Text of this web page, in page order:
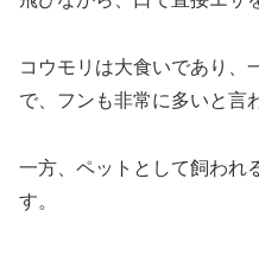
コウモリは大食いであり、
で、フンも非常に多いと言
一方、ペットとして飼われ
す。